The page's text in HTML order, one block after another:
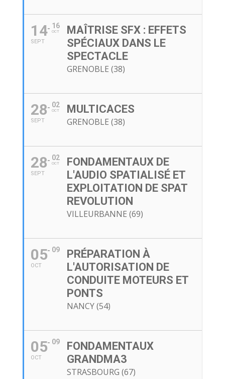
14
SEPT
16
OCT
MAÎTRISE SFX : EFFETS
SPÉCIAUX DANS LE
SPECTACLE
GRENOBLE (38)
28
SEPT
02
OCT MULTICACES
GRENOBLE (38)
28
SEPT
02
OCT
FONDAMENTAUX DE
L'AUDIO SPATIALISÉ ET
EXPLOITATION DE SPAT
REVOLUTION
VILLEURBANNE (69)
05
OCT
09
PRÉPARATION À
L'AUTORISATION DE
CONDUITE MOTEURS ET
PONTS
NANCY (54)
05
OCT
09
FONDAMENTAUX
GRANDMA3
STRASBOURG (67)